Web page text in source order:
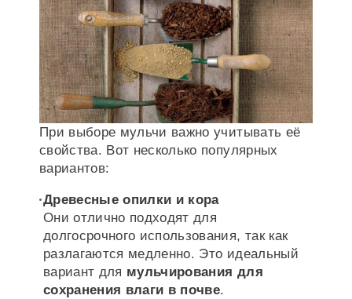
При выборе мульчи важно учитывать её
свойства. Вот несколько популярных
вариантов:
Древесные опилки и кора
Они отлично подходят для
долгосрочного использования, так как
разлагаются медленно. Это идеальный
вариант для мульчирования для
сохранения влаги в почве.